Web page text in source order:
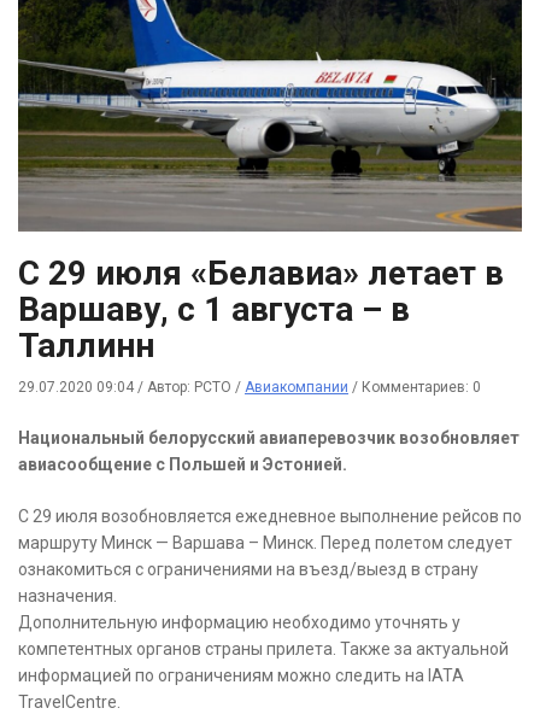
С 29 июля «Белавиа» летает в
Варшаву, с 1 августа – в
Таллинн
29.07.2020 09:04 / Автор: РСТО / Авиакомпании / Комментариев: 0
Национальный белорусский авиаперевозчик возобновляет
авиасообщение с Польшей и Эстонией.
С 29 июля возобновляется ежедневное выполнение рейсов по
маршруту Минск — Варшава – Минск. Перед полетом следует
ознакомиться с ограничениями на въезд/выезд в страну
назначения.⠀
Дополнительную информацию необходимо уточнять у
компетентных органов страны прилета. Также за актуальной
информацией по ограничениям можно следить на IATA
TravelCentre.